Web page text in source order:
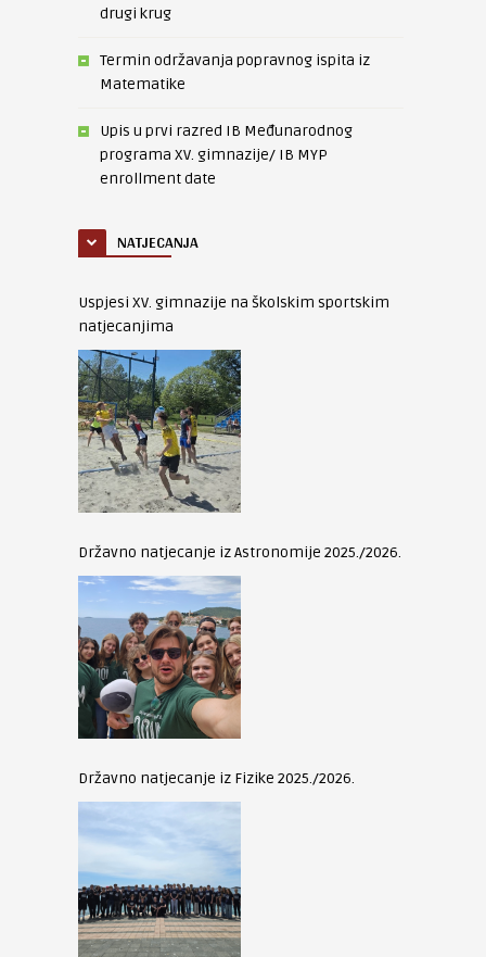
drugi krug
Termin održavanja popravnog ispita iz
Matematike
Upis u prvi razred IB Međunarodnog
programa XV. gimnazije/ IB MYP
enrollment date
NATJECANJA
Uspjesi XV. gimnazije na školskim sportskim
natjecanjima
Državno natjecanje iz Astronomije 2025./2026.
Državno natjecanje iz Fizike 2025./2026.